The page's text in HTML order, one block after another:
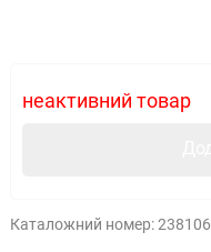
неактивний товар
Каталожний номер:238106